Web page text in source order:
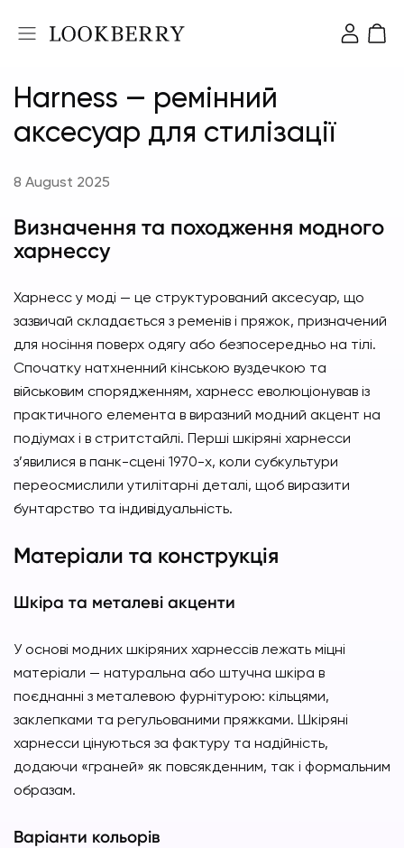
Harness — ремінний
аксесуар для стилізації
8 August 2025
Визначення та походження модного
харнессу
Харнесс у моді — це структурований аксесуар, що
зазвичай складається з ременів і пряжок, призначений
для носіння поверх одягу або безпосередньо на тілі.
Спочатку натхненний кінською вуздечкою та
військовим спорядженням, харнесс еволюціонував із
практичного елемента в виразний модний акцент на
подіумах і в стритстайлі. Перші шкіряні харнесси
з’явилися в панк-сцені 1970-х, коли субкультури
переосмислили утилітарні деталі, щоб виразити
бунтарство та індивідуальність.
Матеріали та конструкція
Шкіра та металеві акценти
У основі модних шкіряних харнессів лежать міцні
матеріали — натуральна або штучна шкіра в
поєднанні з металевою фурнітурою: кільцями,
заклепками та регульованими пряжками. Шкіряні
харнесси цінуються за фактуру та надійність,
додаючи «граней» як повсякденним, так і формальним
образам.
Варіанти кольорів